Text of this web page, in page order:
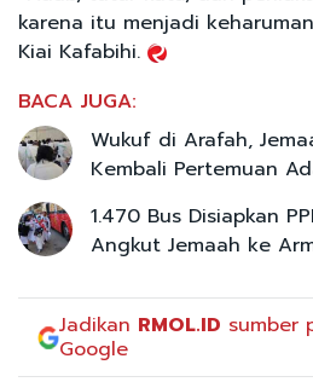
karena itu menjadi
Kiai Kafabihi.
BACA JUGA:
Wukuf di Arafah,
Kembali Pertemuan
1.470 Bus Disiapkan
Angkut Jemaah ke
Jadikan RMOL.ID sumber
Google